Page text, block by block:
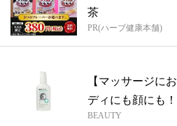
茶
PR(ハーブ健康本舗)
【マッサージに
ディにも顔にも
BEAUTY